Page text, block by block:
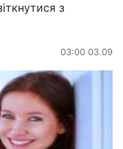
з
03:00 03.09